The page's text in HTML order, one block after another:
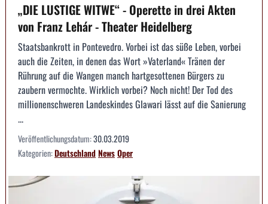
„DIE LUSTIGE WITWE“ - Operette in drei Akten
von Franz Lehár - Theater Heidelberg
Staatsbankrott in Pontevedro. Vorbei ist das süße Leben, vorbei
auch die Zeiten, in denen das Wort »Vaterland« Tränen der
Rührung auf die Wangen manch hartgesottenen Bürgers zu
zaubern vermochte. Wirklich vorbei? Noch nicht! Der Tod des
millionenschweren Landeskindes Glawari lässt auf die Sanierung
...
Veröffentlichungsdatum:30.03.2019
Kategorien:DeutschlandNewsOper